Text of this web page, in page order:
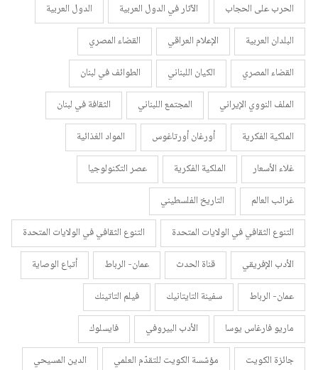
الحرب على الحجاب
الآثار في الدول العربية
الدول العربية
البلدان العربية
الإعلام العراقي
القضاء المصري
القضاء المصري
الكيان اللبناني
الطوائف في لبنان
الملف النووي الإيراني
المجتمع اللبناني
الثقافة في لبنان
الملكية الفكرية
أورغان أورتاغوس
المواد الغذائية
غلاء الأسعار
الملكية الفكرية
عصر التكنولوجيا
غرائب العالم
التاريخ الفلسطيني
التنوع الثقافي في الولايات المتحدة
التنوع الثقافي في الولايات المتحدة
الأدب الإفريقي
قناة الحدث عمان- الرباط
أتباع الوصاية
عمان- الرباط
سفينة التايتانيك
فيلم التاتينك
ماريو فارغاس يوسا
الأدب البيروفي
فايسلوك
جائزة الكويت
مؤسّسة الكويت للتقدّم العلمي
الدين المسيحي